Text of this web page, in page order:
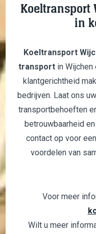
Koeltransport
in
Koeltransport
transport in
klantgerichtheid
bedrijven. Laat ons
transportbehoeften
betrouwbaarheid
contact op voor
voordelen van
Voor meer
Wilt u meer